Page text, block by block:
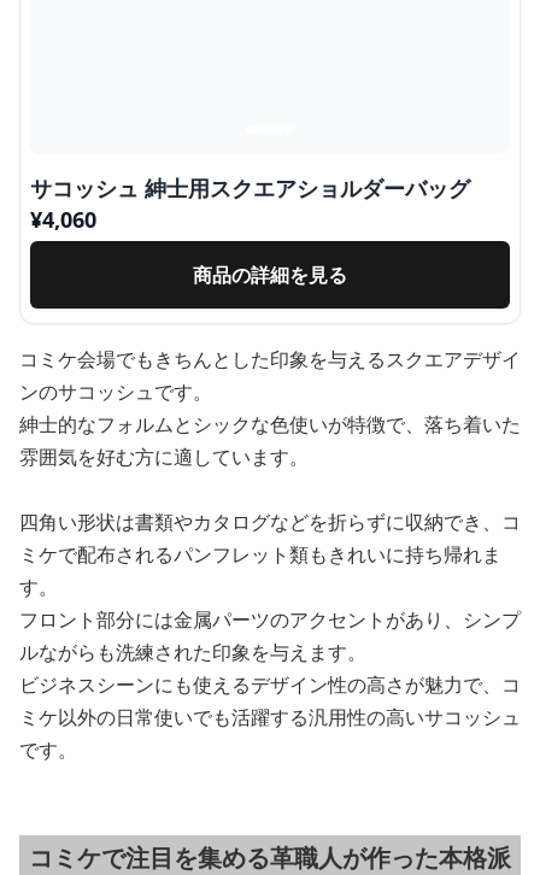
サコッシュ 紳士用スクエアショルダーバッグ
¥4,060
商品の詳細を見る
コミケ会場でもきちんとした印象を与えるスクエアデザイ
ンのサコッシュです。
紳士的なフォルムとシックな色使いが特徴で、落ち着いた
雰囲気を好む方に適しています。
四角い形状は書類やカタログなどを折らずに収納でき、コ
ミケで配布されるパンフレット類もきれいに持ち帰れま
す。
フロント部分には金属パーツのアクセントがあり、シンプ
ルながらも洗練された印象を与えます。
ビジネスシーンにも使えるデザイン性の高さが魅力で、コ
ミケ以外の日常使いでも活躍する汎用性の高いサコッシュ
です。
コミケで注目を集める革職人が作った本格派